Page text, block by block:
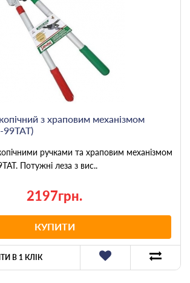
з храповим механізмом
99TAT)
ручками та храповим механізмом
Потужні леза з вис..
2197грн.
КУПИТИ
В 1 КЛІК